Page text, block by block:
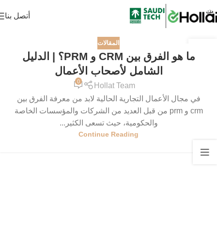
أتصل بنا
أغسطس
المقالات
ما هو الفرق بين CRM و PRM؟ | الدليل
الشامل لأصحاب الأعمال
Hollat Team
0
في مجال الأعمال التجارية الحالية لابد من معرفة الفرق بين
crm و prm من قبل العديد من الشركات والمؤسسات الخاصة
والحكومية، حيث تسعى الكثير...
Continue Reading